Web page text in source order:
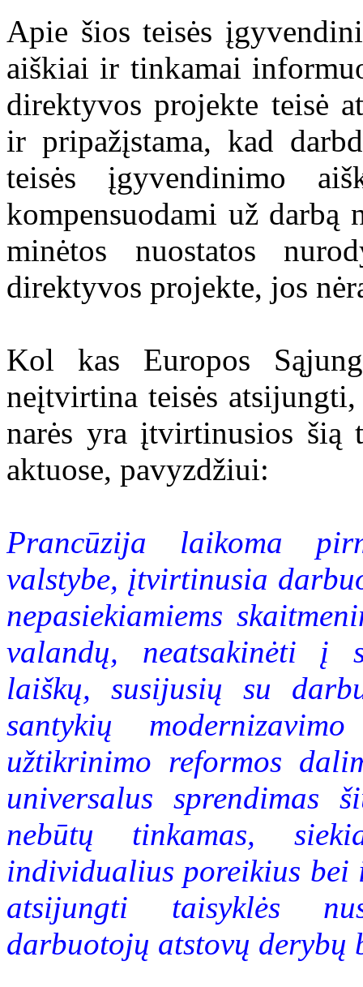
Apie šios teisės
aiškiai ir tinkamai
direktyvos projekte teisė
ir pripažįstama, kad
teisės įgyvendinimo
kompensuodami už
minėtos nuostatos
direktyvos projekte, jos
Kol kas Europos
neįtvirtina teisės
narės yra įtvirtinusios šią
aktuose, pavyzdžiui:
Prancūzija laikoma
valstybe, įtvirtinusia
nepasiekiamiems
valandų, neatsakinėti į
laiškų, susijusių su
santykių
užtikrinimo reformos
universalus sprendimas
nebūtų tinkamas,
individualius poreikius bei
atsijungti taisyklės
darbuotojų atstovų derybų